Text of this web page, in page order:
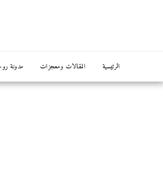
الرئيسية المقالات ومعجزات مدونة